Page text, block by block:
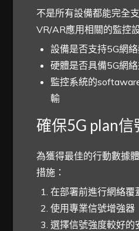
不是所有設備都能完全
VR/AR應用相關的監控
設備是否支持5G網
硬體是否具備5G網
監控系統的
輸
確保5G plan
為獲得最佳的行動數據
措施：
在部署前進行網絡覆
使用專業信號增強器
選擇信號強度較好的